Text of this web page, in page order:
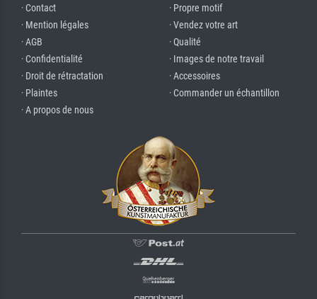
· Contact
· Mention légales
· AGB
· Confidentialité
· Droit de rétractation
· Plaintes
· A propos de nous
· Propre motif
· Vendez votre art
· Qualité
· Images de notre travail
· Accessoires
· Commander un échantillon